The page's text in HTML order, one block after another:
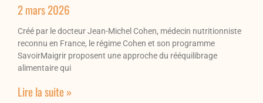
2 mars 2026
Créé par le docteur Jean-Michel Cohen, médecin nutritionniste
reconnu en France, le régime Cohen et son programme
SavoirMaigrir proposent une approche du rééquilibrage
alimentaire qui
Lire la suite »